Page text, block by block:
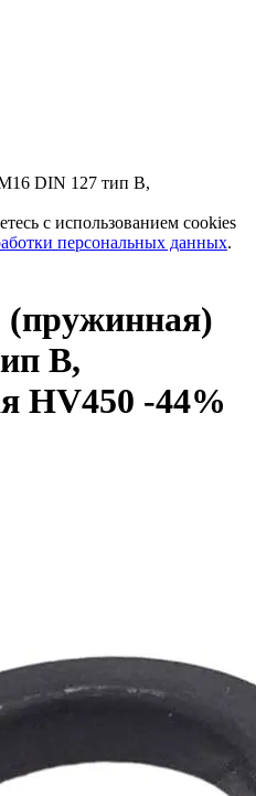
DIN 127 тип B,
с использованием cookies
персональных данных.
B,
HV450